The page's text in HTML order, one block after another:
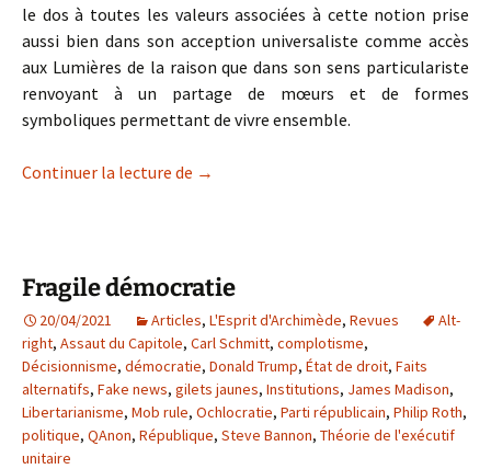
le dos à toutes les valeurs associées à cette notion prise
aussi bien dans son acception universaliste comme accès
aux Lumières de la raison que dans son sens particulariste
renvoyant à un partage de mœurs et de formes
symboliques permettant de vivre ensemble.
Continuer la lecture de « Cancel culture » ou barbarie ?
→
Fragile démocratie
20/04/2021 Articles, L'Esprit d'Archimède, Revues
Alt-
right, Assaut du Capitole, Carl Schmitt, complotisme,
Décisionnisme, démocratie, Donald Trump, État de droit, Faits
alternatifs, Fake news, gilets jaunes, Institutions, James Madison,
Libertarianisme, Mob rule, Ochlocratie, Parti républicain, Philip Roth,
politique, QAnon, République, Steve Bannon, Théorie de l'exécutif
unitaire